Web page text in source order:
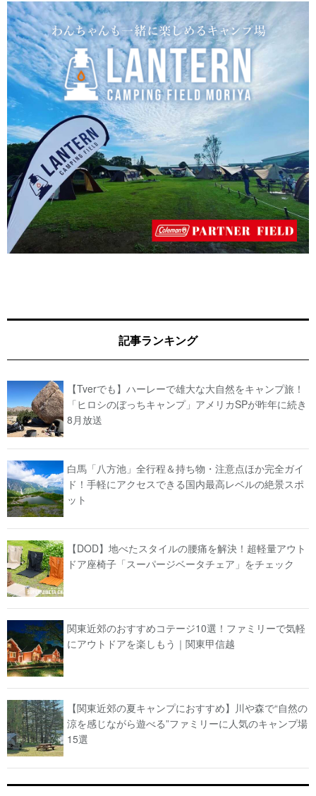
記事ランキング
【Tverでも】ハーレーで雄大な大自然をキャンプ旅！
「ヒロシのぼっちキャンプ」アメリカSPが昨年に続き
8月放送
白馬「八方池」全行程＆持ち物・注意点ほか完全ガイ
ド！手軽にアクセスできる国内最高レベルの絶景スポ
ット
【DOD】地べたスタイルの腰痛を解決！超軽量アウト
ドア座椅子「スーパージベータチェア」をチェック
関東近郊のおすすめコテージ10選！ファミリーで気軽
にアウトドアを楽しもう｜関東甲信越
【関東近郊の夏キャンプにおすすめ】川や森で“自然の
涼を感じながら遊べる”ファミリーに人気のキャンプ場
15選